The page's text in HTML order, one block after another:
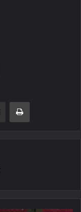
Κοινοποίηση μέσω ηλεκτρονικού ταχυδρομείουΕκτύπωση